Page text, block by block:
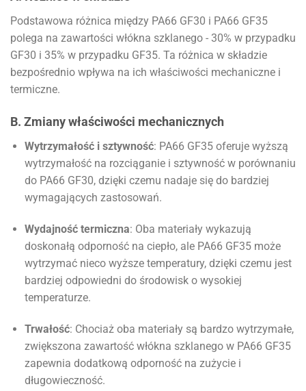
Podstawowa różnica między PA66 GF30 i PA66 GF35
polega na zawartości włókna szklanego - 30% w przypadku
GF30 i 35% w przypadku GF35. Ta różnica w składzie
bezpośrednio wpływa na ich właściwości mechaniczne i
termiczne.
B. Zmiany właściwości mechanicznych
Wytrzymałość i sztywność: PA66 GF35 oferuje wyższą
wytrzymałość na rozciąganie i sztywność w porównaniu
do PA66 GF30, dzięki czemu nadaje się do bardziej
wymagających zastosowań.
Wydajność termiczna: Oba materiały wykazują
doskonałą odporność na ciepło, ale PA66 GF35 może
wytrzymać nieco wyższe temperatury, dzięki czemu jest
bardziej odpowiedni do środowisk o wysokiej
temperaturze.
Trwałość: Chociaż oba materiały są bardzo wytrzymałe,
zwiększona zawartość włókna szklanego w PA66 GF35
zapewnia dodatkową odporność na zużycie i
długowieczność.